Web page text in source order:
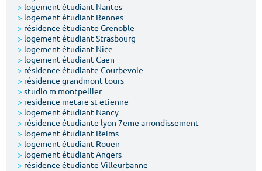
Votre date d'entrée
Chercher
> logement étudiant Nantes
> logement étudiant Rennes
> résidence étudiante Grenoble
> logement étudiant Strasbourg
> logement étudiant Nice
> logement étudiant Caen
> résidence étudiante Courbevoie
> résidence grandmont tours
> studio m montpellier
> residence metare st etienne
> logement étudiant Nancy
> résidence étudiante lyon 7eme arrondissement
> logement étudiant Reims
> logement étudiant Rouen
> logement étudiant Angers
> résidence étudiante Villeurbanne